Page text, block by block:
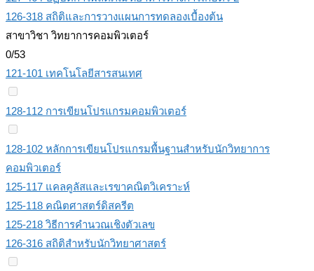
126-318 สถิติและการวางแผนการทดลองเบื้องต้น
สาขาวิชา วิทยาการคอมพิวเตอร์
0/53
121-101 เทคโนโลยีสารสนเทศ
128-112 การเขียนโปรแกรมคอมพิวเตอร์
128-102 หลักการเขียนโปรแกรมพื้นฐานสำหรับนักวิทยาการ
คอมพิวเตอร์
125-117 แคลคูลัสและเรขาคณิตวิเคราะห์
125-118 คณิตศาสตร์ดิสครีต
125-218 วิธีการคำนวณเชิงตัวเลข
126-316 สถิติสำหรับนักวิทยาศาสตร์